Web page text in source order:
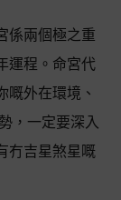
係兩個極之重
運程。命宮代
外在環境、
，一定要深入
冇吉星煞星嘅